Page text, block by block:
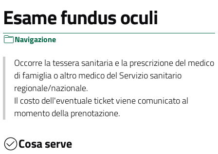
Esame fundus oculi
Navigazione
Occorre la tessera sanitaria e la prescrizione del medico
di famiglia o altro medico del Servizio sanitario
regionale/nazionale.
Il costo dell'eventuale ticket viene comunicato al
momento della prenotazione.
Cosa serve